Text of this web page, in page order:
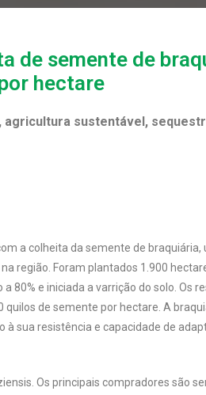
de semente de
hectare
agricultura sustentável,
a colheita da semente de braquiária,
região. Foram plantados 1.900
80% e iniciada a varrição do solo. Os
de semente por hectare. A
sua resistência e capacidade de
Os principais compradores são